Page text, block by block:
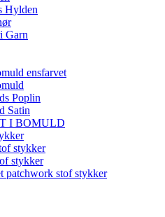
Hylden
Garn
ensfarvet
Poplin
Satin
I BOMULD
stykker
stykker
patchwork stof stykker